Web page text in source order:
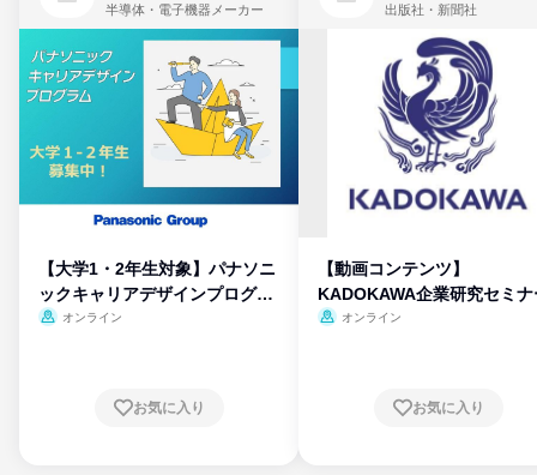
半導体・電子機器メーカー
【大学1・2年生対象】パナソニ
ックキャリアデザインプログラ
ム
オンライン
お気に入り
出版社・新聞社
【動画コンテンツ】
KADOKAWA企業研究セミナ
オンライン
お気に入り